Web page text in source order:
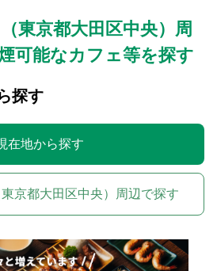
東京都大田区中央）周
可能なカフェ等を探す
探す
在地から探す
京都大田区中央）周辺で探す